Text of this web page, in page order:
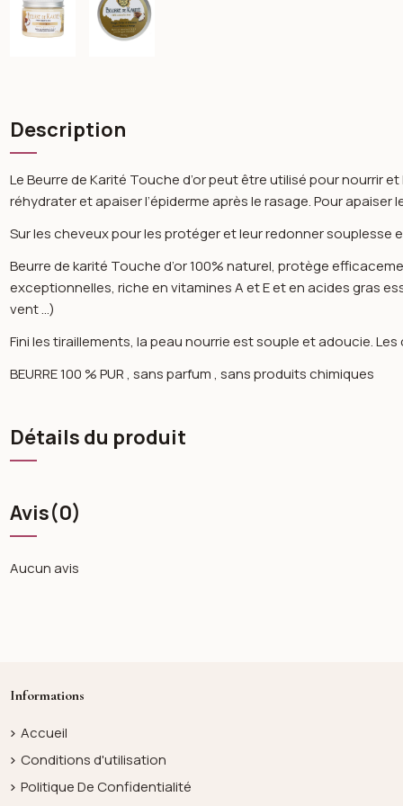
Description
Le Beurre de Karité Touche d’or peut être utilisé pour
réhydrater et apaiser l’épiderme après le rasage. Pour apaiser
Sur les cheveux pour les protéger et leur redonner souplesse
Beurre de karité Touche d’or 100% naturel, protège
exceptionnelles, riche en vitamines A et E et en acides gras
vent …)
Fini les tiraillements, la peau nourrie est souple et adoucie.
BEURRE 100 % PUR , sans parfum , sans produits chimiques
Détails du produit
Avis(0)
Aucun avis
Informations
Accueil
Conditions d'utilisation
Politique De Confidentialité